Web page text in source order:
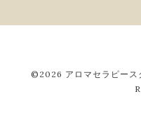
©2026 アロマセラピー